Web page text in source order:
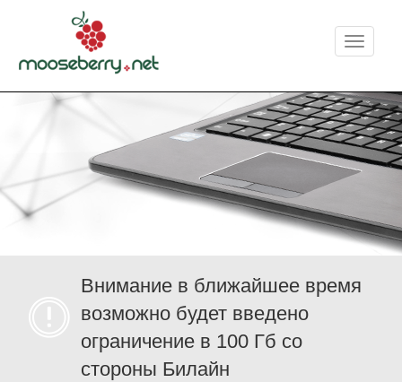
Меню
Внимание в ближайшее время
возможно будет введено
ограничение в 100 Гб со
стороны Билайн